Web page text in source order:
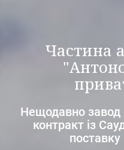
Частина
Нещодавно завод
контракт із